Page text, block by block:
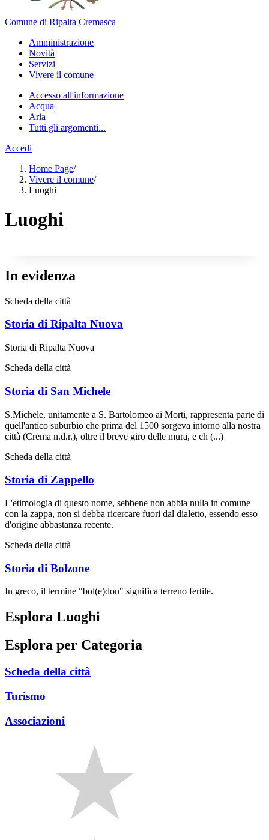
Comune di Ripalta Cremasca
Amministrazione
Novità
Servizi
Vivere il comune
Accesso all'informazione
Acqua
Aria
Tutti gli argomenti...
Accedi
Home Page/
Vivere il comune/
Luoghi
Luoghi
In evidenza
Scheda della città
Storia di Ripalta Nuova
Storia di Ripalta Nuova
Scheda della città
Storia di San Michele
S.Michele, unitamente a S. Bartolomeo ai Morti, rappresenta parte di
quell'antico suburbio che prima del 1500 sorgeva intorno alla nostra
città (Crema n.d.r.), oltre il breve giro delle mura, e ch (...)
Scheda della città
Storia di Zappello
L'etimologia di questo nome, sebbene non abbia nulla in comune
con la zappa, non si debba ricercare fuori dal dialetto, essendo esso
d'origine abbastanza recente.
Scheda della città
Storia di Bolzone
In greco, il termine "bol(e)don" significa terreno fertile.
Esplora Luoghi
Esplora per Categoria
Scheda della città
Turismo
Associazioni